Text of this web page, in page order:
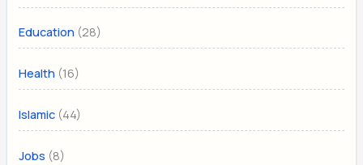
Education (28)
Health (16)
Islamic (44)
Jobs (8)